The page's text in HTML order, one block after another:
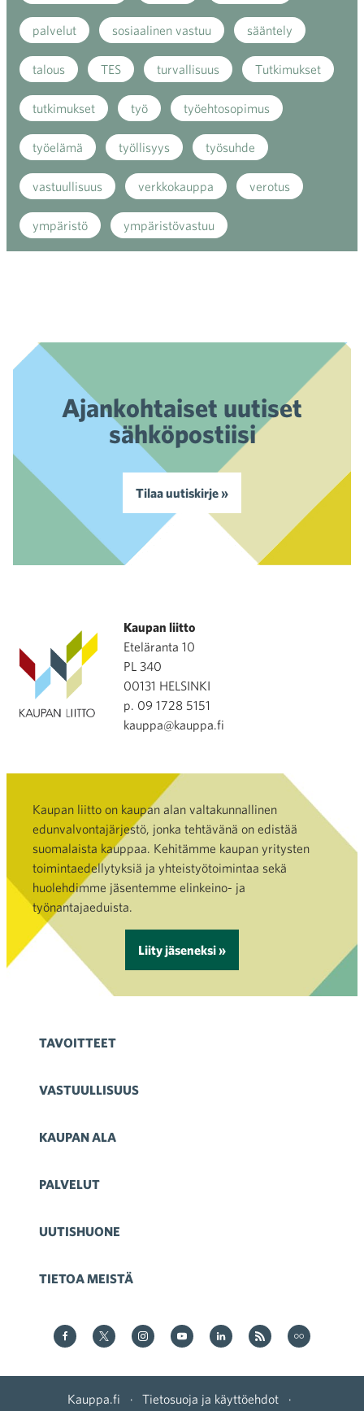
palvelut sosiaalinen vastuu sääntely
talous TES turvallisuus Tutkimukset
tutkimukset työ työehtosopimus
työelämä työllisyys työsuhde
vastuullisuus verkkokauppa verotus
ympäristö ympäristövastuu
Ajankohtaiset uutiset
sähköpostiisi
Tilaa uutiskirje »
Kaupan liitto
Eteläranta 10
PL 340
00131 HELSINKI
p. 09 1728 5151
kauppa@kauppa.fi
Kaupan liitto on kaupan alan valtakunnallinen
edunvalvontajärjestö, jonka tehtävänä on edistää
suomalaista kauppaa. Kehitämme kaupan yritysten
toimintaedellytyksiä ja yhteistyötoimintaa sekä
huolehdimme jäsentemme elinkeino- ja
työnantajaeduista.
Liity jäseneksi »
TAVOITTEET
VASTUULLISUUS
KAUPAN ALA
PALVELUT
UUTISHUONE
TIETOA MEISTÄ
Kauppa Facebookissa
Kauppa Twitterissä
Kauppa on Instagram
Kauppa YouTubesssa
Kauppa LinkedInissä
Kauppa on RSS
Kauppa.fi · Tietosuoja ja käyttöehdot ·